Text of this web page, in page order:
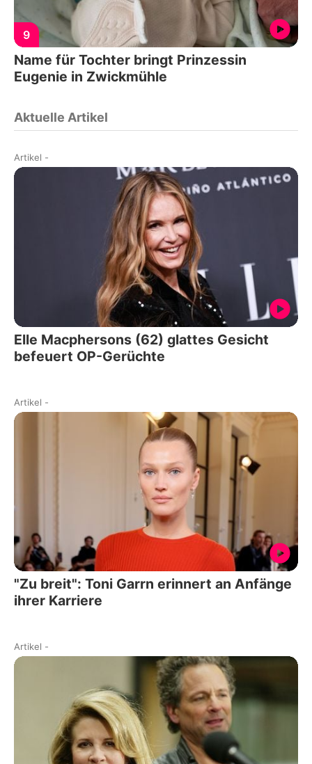
9
Name für Tochter bringt Prinzessin
Eugenie in Zwickmühle
Aktuelle Artikel
Artikel -
Elle Macphersons (62) glattes Gesicht
befeuert OP-Gerüchte
Artikel -
"Zu breit": Toni Garrn erinnert an Anfänge
ihrer Karriere
Artikel -